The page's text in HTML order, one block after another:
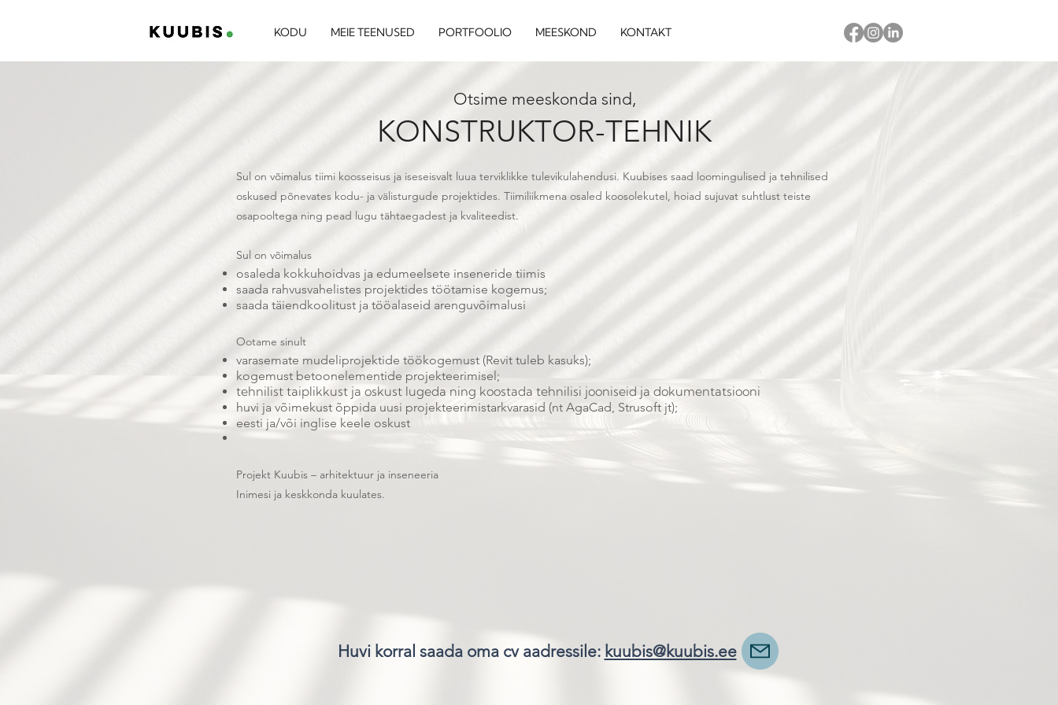
KODU MEIE TEENUSED PORTFOOLIO MEESKOND KONTAKT
Otsime meeskonda sind,
KONSTRUKTOR-TEHNIK
Sul on võimalus tiimi koosseisus ja iseseisvalt luua terviklikke tulevikulahendusi. Kuubises saad loomingulised ja tehnilised
oskused põnevates kodu- ja välisturgude projektides. Tiimiliikmena osaled koosolekutel, hoiad sujuvat suhtlust teiste
osapooltega ning pead lugu tähtaegadest ja kvaliteedist.
Sul on võimalus
osaleda kokkuhoidvas ja edumeelsete inseneride tiimis
saada rahvusvahelistes projektides töötamise kogemus;
saada täiendkoolitust ja tööalaseid arenguvõimalusi
Ootame sinult
varasemate mudeliprojektide töökogemust (Revit tuleb kasuks);
kogemust betoonelementide projekteerimisel;
tehnilist taiplikkust ja oskust lugeda ning koostada tehnilisi jooniseid ja dokumentatsiooni
huvi ja võimekust õppida uusi projekteerimistarkvarasid (nt AgaCad, Strusoft jt);
eesti ja/või inglise keele oskust
Projekt Kuubis – arhitektuur ja inseneeria
Inimesi ja keskkonda kuulates.
Huvi korral saada oma cv aadressile: kuubis@kuubis.ee